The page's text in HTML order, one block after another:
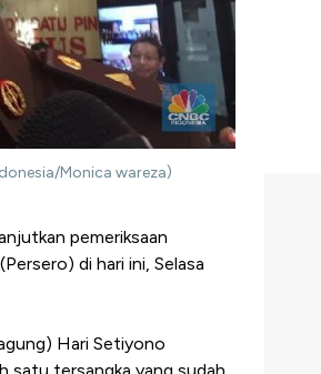
Monica wareza)
pemeriksaan
di hari ini, Selasa
Hari Setiyono